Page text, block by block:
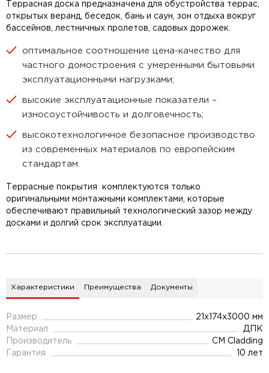
Террасная доска предназначена для обустройства террас,
открытых веранд, беседок, бань и саун, зон отдыха вокруг
бассейнов, лестничных пролетов, садовых дорожек.
оптимальное соотношение цена-качество для
частного домостроения с умеренными бытовыми
эксплуатационными нагрузками;
высокие эксплуатационные показатели –
износоустойчивость и долговечность;
высокотехнологичное безопасное производство
из современных материалов по европейским
стандартам.
Террасные покрытия комплектуются только
оригинальными монтажными комплектами, которые
обеспечивают правильный технологический зазор между
досками и долгий срок эксплуатации.
Характеристики Преимущества Документы
Размер
21x174x3000 мм
Материал
ДПК
Производитель
CM Cladding
Гарантия
10 лет